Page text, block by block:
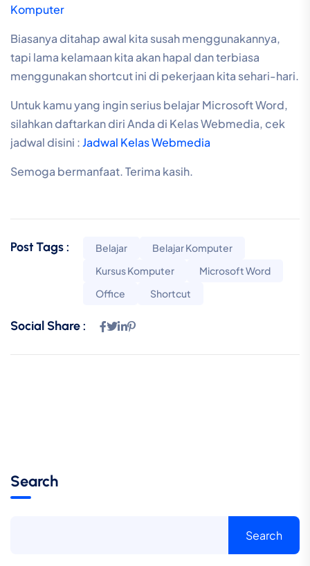
Komputer
Biasanya ditahap awal kita susah menggunakannya,
tapi lama kelamaan kita akan hapal dan terbiasa
menggunakan shortcut ini di pekerjaan kita sehari-hari.
Untuk kamu yang ingin serius belajar Microsoft Word,
silahkan daftarkan diri Anda di Kelas Webmedia, cek
jadwal disini :Jadwal Kelas Webmedia
Semoga bermanfaat. Terima kasih.
Post Tags : Belajar
Belajar Komputer
Kursus Komputer
Microsoft Word
Office
Shortcut
Social Share :
Search
Search